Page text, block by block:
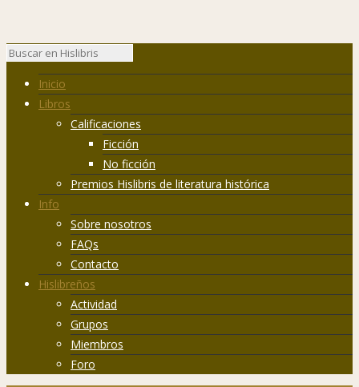
Inicio
Libros
Calificaciones
Ficción
No ficción
Premios Hislibris de literatura histórica
Info
Sobre nosotros
FAQs
Contacto
Hislibreños
Actividad
Grupos
Miembros
Foro